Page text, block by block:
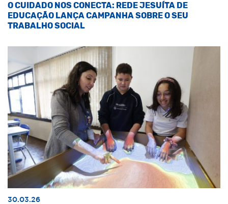
O CUIDADO NOS CONECTA: REDE JESUÍTA DE
EDUCAÇÃO LANÇA CAMPANHA SOBRE O SEU
TRABALHO SOCIAL
30.03.26